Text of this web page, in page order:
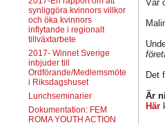
synliggöra kvinnors villkor
och öka kvinnors
inflytande i regionalt
tillväxtarbete
2017- Winnet Sverige
inbjuder till
Ordförande/Medlemsmöte
i Riksdagshuset
Lunchseminarier
Dokumentation: FEM
ROMA YOUTH ACTION
Vår
Det
Är
Här